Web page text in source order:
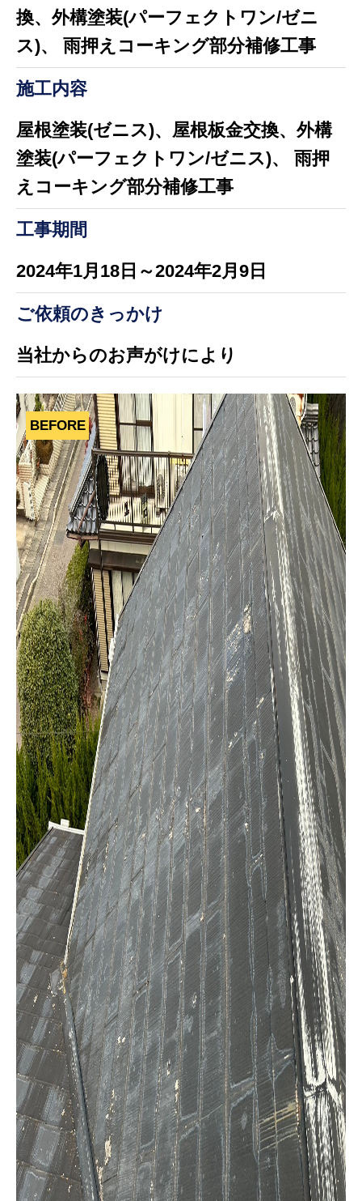
換、外構塗装(パーフェクトワン/ゼニ
ス)、 雨押えコーキング部分補修工事
施工内容
屋根塗装(ゼニス)、屋根板金交換、外構
塗装(パーフェクトワン/ゼニス)、 雨押
えコーキング部分補修工事
工事期間
2024年1月18日～2024年2月9日
ご依頼のきっかけ
当社からのお声がけにより